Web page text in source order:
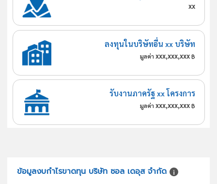
xx
ลงทุนในบริษัทอื่น xx บริษัท
มูลค่า xxx,xxx,xxx ฿
รับงานภาครัฐ xx โครงการ
มูลค่า xxx,xxx,xxx ฿
ข้อมูลงบกำไรขาดทุน บริษัท ซอล เดอุส จำกัด